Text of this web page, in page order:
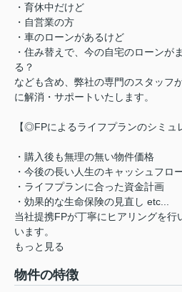
・育休中だけど
・自営業の方
・車のローンがあるけど
・住み替えで、今の自宅のローンが
る？
なども含め、弊社の専門のスタッフ
に解消・サポートいたします。
【◎FPによるライフプランのシミュ
・購入後も無理の無い物件価格
・今後の長い人生のキャッシュフロ
・ライフプランに合った資金計画
・効果的な生命保険の見直し etc...
当社提携FPが丁寧にヒアリングを行
います。
もっと見る
物件の特徴